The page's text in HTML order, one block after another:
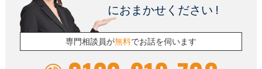
におまかせください !
専門相談員が無料でお話を伺います